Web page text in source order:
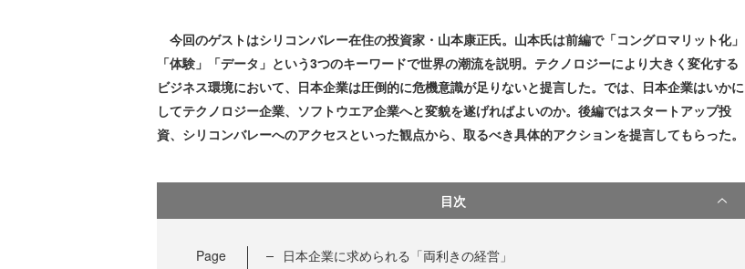
今回のゲストはシリコンバレー在住の投資家・山本康正氏。山本氏は前編で「コングロマリット化」
「体験」「データ」という3つのキーワードで世界の潮流を説明。テクノロジーにより大きく変化する
ビジネス環境において、日本企業は圧倒的に危機意識が足りないと提言した。では、日本企業はいかに
してテクノロジー企業、ソフトウエア企業へと変貌を遂げればよいのか。後編ではスタートアップ投
資、シリコンバレーへのアクセスといった観点から、取るべき具体的アクションを提言してもらった。
目次
Page
日本企業に求められる「両利きの経営」